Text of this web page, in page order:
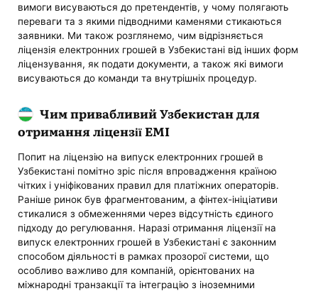
вимоги висуваються до претендентів, у чому полягають
переваги та з якими підводними каменями стикаються
заявники. Ми також розглянемо, чим відрізняється
ліцензія електронних грошей в Узбекистані від інших форм
ліцензування, як подати документи, а також які вимоги
висуваються до команди та внутрішніх процедур.
Чим привабливий Узбекистан для
отримання ліцензії EMI
Попит на ліцензію на випуск електронних грошей в
Узбекистані помітно зріс після впровадження країною
чітких і уніфікованих правил для платіжних операторів.
Раніше ринок був фрагментованим, а фінтех-ініціативи
стикалися з обмеженнями через відсутність єдиного
підходу до регулювання. Наразі отримання ліцензії на
випуск електронних грошей в Узбекистані є законним
способом діяльності в рамках прозорої системи, що
особливо важливо для компаній, орієнтованих на
міжнародні транзакції та інтеграцію з іноземними